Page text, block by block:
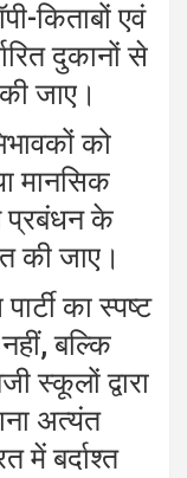
किताबों एवं
दुकानों से
जाए।
को
मानसिक
प्रबंधन के
की जाए।
का स्पष्ट
नहीं, बल्कि
स्कूलों द्वारा
अत्यंत
में बर्दाश्त